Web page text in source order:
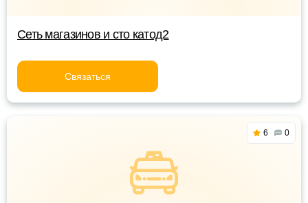
Сеть магазинов и сто катод2
Связаться
6 0